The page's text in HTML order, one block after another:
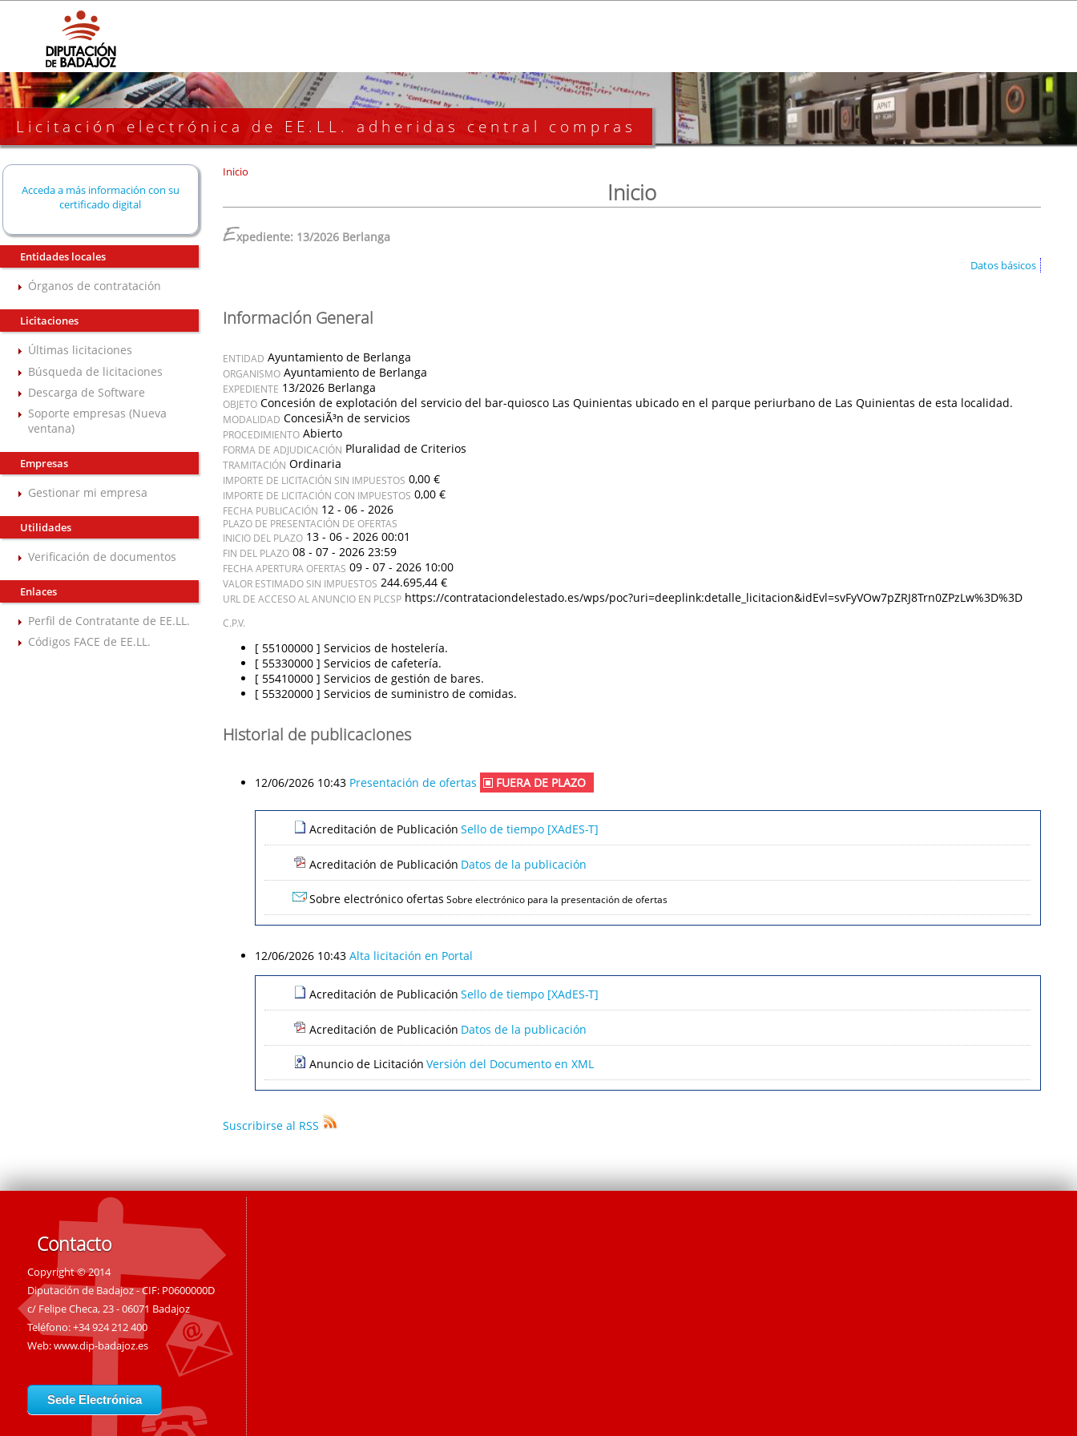
Licitación electrónica de EE.LL. adheridas central compras
Acceda a más información con su
certificado digital
Entidades locales
Órganos de contratación
Licitaciones
Últimas licitaciones
Búsqueda de licitaciones
Descarga de Software
Soporte empresas (Nueva
ventana)
Empresas
Gestionar mi empresa
Utilidades
Verificación de documentos
Enlaces
Perfil de Contratante de EE.LL.
Códigos FACE de EE.LL.
Inicio
Inicio
Expediente: 13/2026 Berlanga
Datos básicos
Información General
ENTIDAD Ayuntamiento de Berlanga
ORGANISMO Ayuntamiento de Berlanga
EXPEDIENTE 13/2026 Berlanga
OBJETO Concesión de explotación del servicio del bar-quiosco Las Quinientas ubicado en el parque periurbano de Las Quinientas de esta localidad.
MODALIDAD ConcesiÃ³n de servicios
PROCEDIMIENTO Abierto
FORMA DE ADJUDICACIÓN Pluralidad de Criterios
TRAMITACIÓN Ordinaria
IMPORTE DE LICITACIÓN SIN IMPUESTOS 0,00 €
IMPORTE DE LICITACIÓN CON IMPUESTOS 0,00 €
FECHA PUBLICACIÓN 12 - 06 - 2026
PLAZO DE PRESENTACIÓN DE OFERTAS
INICIO DEL PLAZO 13 - 06 - 2026 00:01
FIN DEL PLAZO 08 - 07 - 2026 23:59
FECHA APERTURA OFERTAS 09 - 07 - 2026 10:00
VALOR ESTIMADO SIN IMPUESTOS 244.695,44 €
URL DE ACCESO AL ANUNCIO EN PLCSP https://contrataciondelestado.es/wps/poc?uri=deeplink:detalle_licitacion&idEvl=svFyVOw7pZRJ8Trn0ZPzLw%3D%3D
C.P.V.
[ 55100000 ] Servicios de hostelería.
[ 55330000 ] Servicios de cafetería.
[ 55410000 ] Servicios de gestión de bares.
[ 55320000 ] Servicios de suministro de comidas.
Historial de publicaciones
12/06/2026 10:43 Presentación de ofertas FUERA DE PLAZO
Acreditación de Publicación Sello de tiempo [XAdES-T]
Acreditación de Publicación Datos de la publicación
Sobre electrónico ofertas Sobre electrónico para la presentación de ofertas
12/06/2026 10:43 Alta licitación en Portal
Acreditación de Publicación Sello de tiempo [XAdES-T]
Acreditación de Publicación Datos de la publicación
Anuncio de Licitación Versión del Documento en XML
Suscribirse al RSS
Contacto
Copyright © 2014
Diputación de Badajoz - CIF: P0600000D
c/ Felipe Checa, 23 - 06071 Badajoz
Teléfono: +34 924 212 400
Web:www.dip-badajoz.es
Sede Electrónica